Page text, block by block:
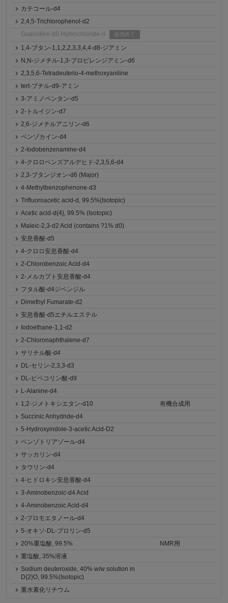
カテコール-d4
2,4,5-Trichlorophenol-d2
Guanidine-d5 Hydrochloride-d
販売終了
1,4-ブタン-1,1,2,2,3,3,4,4-d8-ジアミン
N,N-ジメチル-1,3-プロピレンジアミン-d6
2,3,5,6-Tetradeuterio-4-methoxyaniline
tert-ブチル-d9-アミン
3-アミノペンタン-d5
2-トルイジン-d7
2,6-ジメチルアニリン-d6
ベンゾカイン-d4
2-Iodobenzenamine-d4
4-クロロベンズアルデヒド-2,3,5,6-d4
2,3-ブタンジオン-d6 (Major)
4-Methylbenzophenone-d3
Trifluoroacetic acid-d, 99.5%(Isotopic)
Acetic acid-d{4}, 99.5% (Isotopic)
Maleic-2,3-d2 Acid (contains ?1% d0)
安息香酸-d5
4-クロロ安息香酸-d4
2-Chlorobenzoic Acid-d4
2-メルカプト安息香酸-d4
フタル酸-d4ジベンジル
Dimethyl Fumarate-d2
安息香酸-d5エチルエステル
Iodoethane-1,1-d2
2-Chloronaphthalene-d7
サリチル酸-d4
DL-セリン-2,3,3-d3
DL-ピペコリン酸-d9
L-Alanine-d4
1,2-ジメトキシエタン-d10
有機合成用
Succinic Anhydride-d4
5-Hydroxyindole-3-acetic Acid-D2
ベンゾトリアゾール-d4
サッカリン-d4
タウリン-d4
4-ヒドロキシ安息香酸-d4
3-Aminobenzoic-d4 Acid
4-Aminobenzoic Acid-d4
2-ブロモエタノール-d4
5-オキソ-DL-プロリン-d5
20%重塩酸, 99.5%
NMR用
重塩酸, 35%溶液
Sodium deuteroxide, 40% w/w solution in
D{2}O, 99.5%(Isotopic)
重水素化リチウム